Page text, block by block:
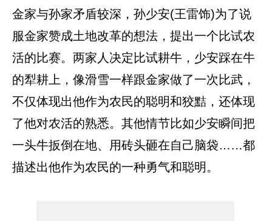
金家与孙家矛盾较深，孙少安(王雷饰)为了说
服金家赞成土地改革的想法，提出一个比试农
活的比赛。两家人决定比试耕牛，少安踩在牛
的犁耕上，像滑雪一样跟金家做了一次比武，
不仅体现出他作为农民的聪明和狡黠，还体现
了他对农活的熟悉。其他情节比如少安瞬间把
一头牛扳倒在地、用砖头砸在自己脑袋……都
描述出他作为农民的一种勇气和聪明。